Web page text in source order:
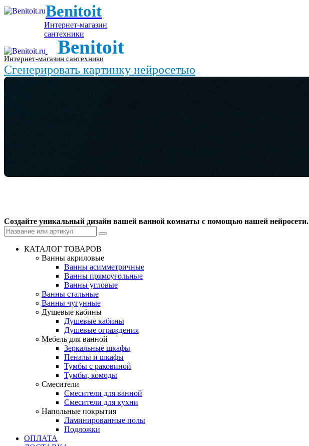
Benitoit
Интернет-магазин
сантехники
Benitoit
Интернет-магазин сантехники
Сгенерировать картинку нейросетью
Создайте уникальный дизайн вашей ванной комнаты с помощью нашей нейросети.
КАТАЛОГ ТОВАРОВ
Ванны акриловые
Ванны асимметричные
Ванны прямоугольные
Ванны угловые
Ванны стальные
Ванны чугунные
Душевые кабины
Душевые кабины
Душевые ограждения
Мебель для ванной
Зеркальные шкафы
Пеналы и шкафы
Тумбы с раковиной
Тумбы, комоды
Смесители
Смесители для ванной
Смесители для кухни
Напольные покрытия
Ламинированные полы
Подложки
ОПЛАТА